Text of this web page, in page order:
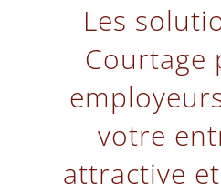
Les
Courtage
votre
attractive